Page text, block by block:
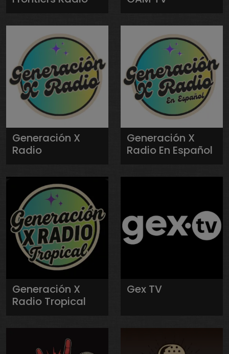
Generación X
Radio
Generación X
Radio En Español
Generación X
Radio Tropical
Gex TV